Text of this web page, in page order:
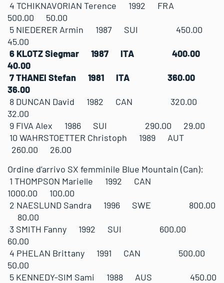
4 TCHIKNAVORIAN Terence 1992 FRA
500.00 50.00
5 NIEDERER Armin 1987 SUI 450.00
45.00
6 KLOTZ Siegmar 1987 ITA 400.00
40.00
7 THANEI Stefan 1981 ITA 360.00
36.00
8 DUNCAN David 1982 CAN 320.00
32.00
9 FIVA Alex 1986 SUI 290.00 29.00
10 WAHRSTOETTER Christoph 1989 AUT
260.00 26.00
Ordine d’arrivo SX femminile Blue Mountain (Can):
1 THOMPSON Marielle 1992 CAN
1000.00 100.00
2 NAESLUND Sandra 1996 SWE 800.00
80.00
3 SMITH Fanny 1992 SUI 600.00
60.00
4 PHELAN Brittany 1991 CAN 500.00
50.00
5 KENNEDY-SIM Sami 1988 AUS 450.00